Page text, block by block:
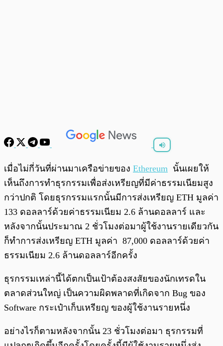
พร้อมเล่น 0:00 0:00
เมื่อไม่กี่วันที่ผ่านมาเครือข่ายของ Ethereum นั้นเผยให้
เห็นถึงการทำธุรกรรมเพื่อส่งเหรียญที่มีค่าธรรมเนียมสูง
กว่าปกติ โดยธุรกรรมแรกนั้นมีการส่งเหรียญ ETH มูลค่า
133 ดอลลาร์ด้วยค่าธรรมเนียม 2.6 ล้านดอลลาร์ และ
หลังจากนั้นประมาณ 2 ชั่วโมงต่อมาผู้ใช้งานรายเดียวกัน
ก็ทำการส่งเหรียญ ETH มูลค่า 87,000 ดอลลาร์ด้วยค่า
ธรรมเนียม 2.6 ล้านดอลลาร์อีกครั้ง
ธุรกรรมเหล่านี้ได้ตกเป็นเป้าต้องสงสัยของนักเทรดใน
ตลาดส่วนใหญ่ เป็นความผิดพลาดที่เกิดจาก Bug ของ
Software กระเป๋าเก็บเหรียญ ของผู้ใช้งานรายหนึ่ง
อย่างไรก็ตามหลังจากนั้น 23 ชั่วโมงต่อมา ธุรกรรมที่